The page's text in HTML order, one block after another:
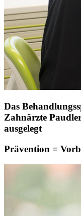
Das
Zahnärzte
ausgelegt
Prävention =